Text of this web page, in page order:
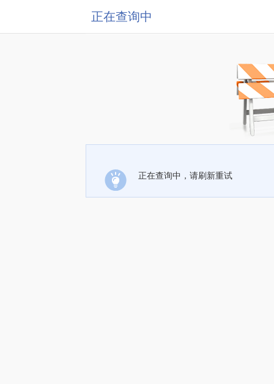
正在查询中
正在查询中，请刷新重试